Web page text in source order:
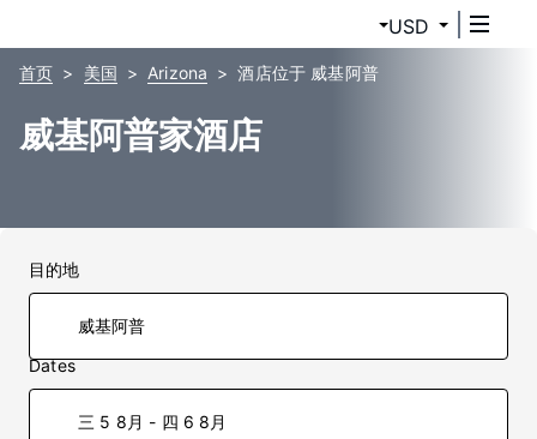
USD
首页 美国 Arizona 酒店位于 威基阿普
威基阿普家酒店
目的地
Dates
三 5 8月 - 四 6 8月